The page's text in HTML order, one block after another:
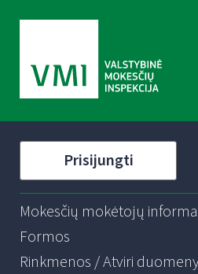
Prisijungti
Mokesčių mokėtojų
Formos
Rinkmenos / Atviri